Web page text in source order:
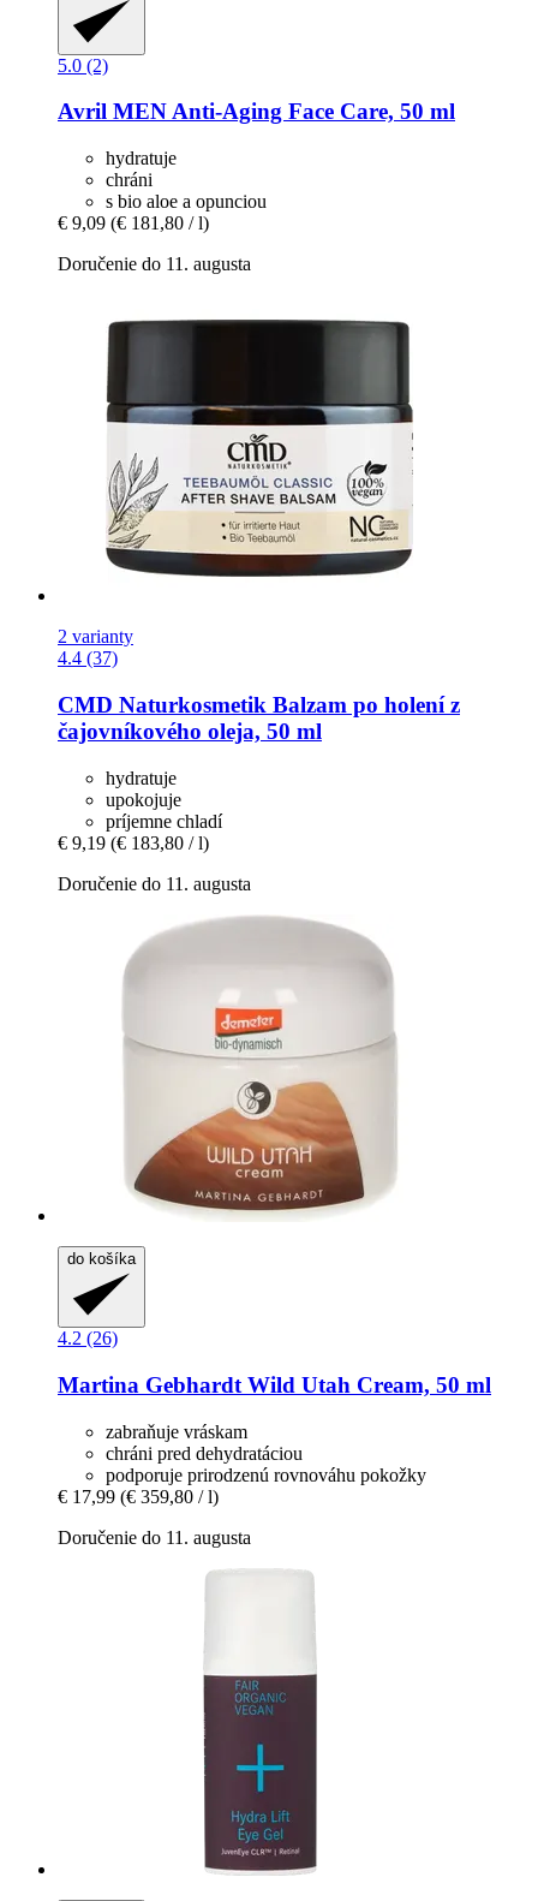
5.0 (2)
Avril MEN Anti-​Aging Face Care, 50 ml
hydratuje
chráni
s bio aloe a opunciou
€ 9,09 (€ 181,80 / l)
Doručenie do 11. augusta
2 varianty
4.4 (37)
CMD Naturkosmetik Balzam po holení z
čajovníkového oleja, 50 ml
hydratuje
upokojuje
príjemne chladí
€ 9,19 (€ 183,80 / l)
Doručenie do 11. augusta
do košíka
4.2 (26)
Martina Gebhardt Wild Utah Cream, 50 ml
zabraňuje vráskam
chráni pred dehydratáciou
podporuje prirodzenú rovnováhu pokožky
€ 17,99 (€ 359,80 / l)
Doručenie do 11. augusta